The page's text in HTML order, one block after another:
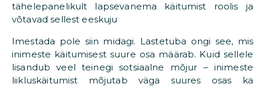
tähelepanelikult lapsevanema käitumist roolis ja
võtavad sellest eeskuju
Imestada pole siin midagi. Lastetuba ongi see, mis
inimeste käitumisest suure osa määrab. Kuid sellele
lisandub veel teinegi sotsiaalne mõjur – inimeste
liikluskäitumist mõjutab väga suures osas ka